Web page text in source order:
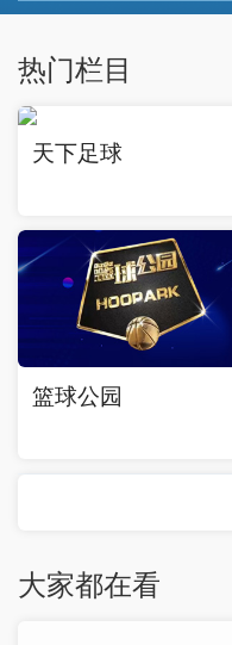
热门栏目
天下足球
篮球公园
大家都在看